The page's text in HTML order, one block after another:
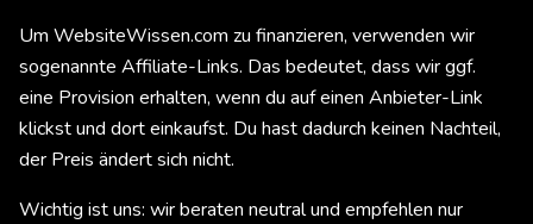
Um WebsiteWissen.com zu finanzieren, verwenden wir
sogenannte Affiliate-Links. Das bedeutet, dass wir ggf.
eine Provision erhalten, wenn du auf einen Anbieter-Link
klickst und dort einkaufst. Du hast dadurch keinen Nachteil,
der Preis ändert sich nicht.
Wichtig ist uns: wir beraten neutral und empfehlen nur